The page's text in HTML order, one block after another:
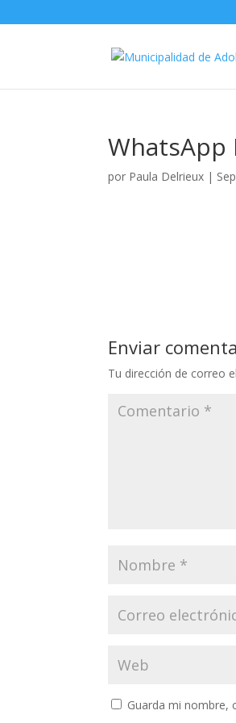
WhatsApp
por Paula Delrieux |
Enviar
Tu dirección de correo
Guarda mi nombre,